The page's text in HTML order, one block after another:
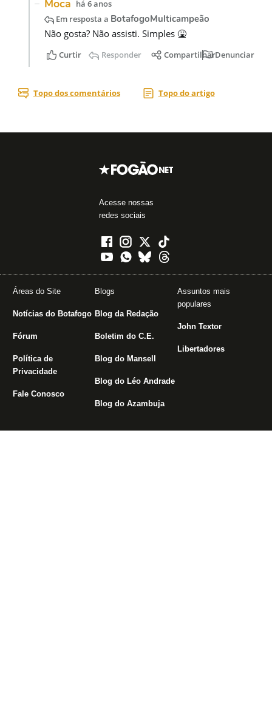
Acesse nossas
redes sociais
Áreas do Site
Notícias do Botafogo
Fórum
Política de
Privacidade
Fale Conosco
Blogs
Blog da Redação
Boletim do C.E.
Blog do Mansell
Blog do Léo Andrade
Blog do Azambuja
Assuntos mais
populares
John Textor
Libertadores